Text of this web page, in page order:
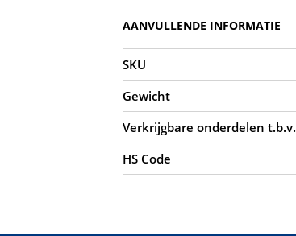
AANVULLENDE INFORMATIE
SKU
Gewicht
Verkrijgbare onderdelen t.b.v.
HS Code